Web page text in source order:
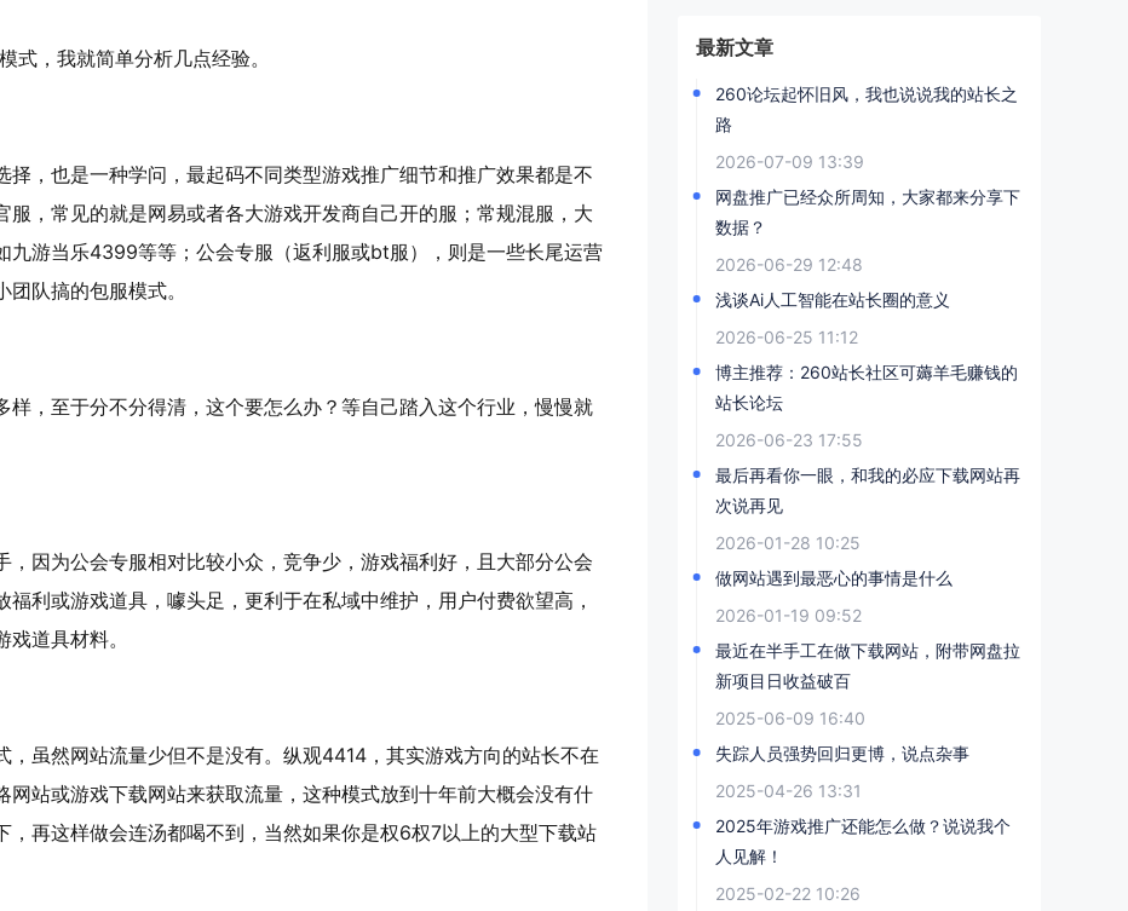
式，我就简单分析几点经验。
，也是一种学问，最起码不同类型游戏推广细节和推广效果都是不
，常见的就是网易或者各大游戏开发商自己开的服；常规混服，大
九游当乐4399等等；公会专服（返利服或bt服），则是一些长尾运营
队搞的包服模式。
，至于分不分得清，这个要怎么办？等自己踏入这个行业，慢慢就
因为公会专服相对比较小众，竞争少，游戏福利好，且大部分公会
利或游戏道具，噱头足，更利于在私域中维护，用户付费欲望高，
道具材料。
虽然网站流量少但不是没有。纵观4414，其实游戏方向的站长不在
站或游戏下载网站来获取流量，这种模式放到十年前大概会没有什
再这样做会连汤都喝不到，当然如果你是权6权7以上的大型下载站
最新文章
260论坛起怀旧风，我也说说我的站长之
路
2026-07-09 13:39
网盘推广已经众所周知，大家都来分享下
数据？
2026-06-29 12:48
浅谈Ai人工智能在站长圈的意义
2026-06-25 11:12
博主推荐：260站长社区可薅羊毛赚钱的
站长论坛
2026-06-23 17:55
最后再看你一眼，和我的必应下载网站再
次说再见
2026-01-28 10:25
做网站遇到最恶心的事情是什么
2026-01-19 09:52
最近在半手工在做下载网站，附带网盘拉
新项目日收益破百
2025-06-09 16:40
失踪人员强势回归更博，说点杂事
2025-04-26 13:31
2025年游戏推广还能怎么做？说说我个
人见解！
2025-02-22 10:26